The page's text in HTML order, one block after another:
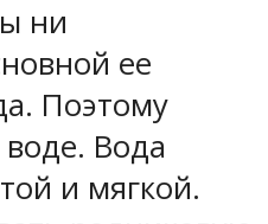
ни
ее
Поэтому
воде. Вода
и мягкой.